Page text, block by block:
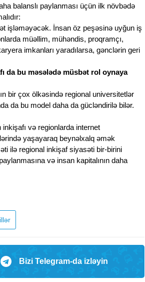
balanslı paylanması üçün ilk növbədə
işləməyəcək. İnsan öz peşəsinə uyğun iş
müəllim, mühəndis, proqramçı,
imkanları yaradılarsa, gənclərin geri
da bu məsələdə müsbət rol oynaya
bir çox ölkəsində regional universitetlər
da bu model daha da gücləndirilə bilər.
inkişafı və regionlarda internet
yaşayaraq beynəlxalq əmək
ilə regional inkişaf siyasəti bir-birini
və insan kapitalının daha
Bizi Telegram-da izləyin